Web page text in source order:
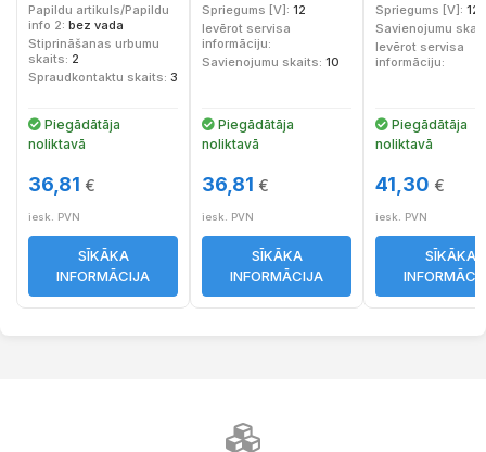
Papildu artikuls/Papildu
info 2: bez vada
Stiprināšanas urbumu
skaits: 2
Spraudkontaktu skaits: 3
Piegādātāja
noliktavā
36,81 €
iesk. PVN
SĪKĀKA
INFORMĀCIJA
Spriegums [V]: 12
Ievērot servisa
informāciju:
Savienojumu skaits: 10
Piegādātāja
noliktavā
36,81 €
iesk. PVN
SĪKĀKA
INFORMĀCIJA
Spriegums [V]: 12
Savienojumu
Ievērot servisa
informāciju:
Piegādātāja
noliktavā
41,30 €
iesk. PVN
SĪKĀKA